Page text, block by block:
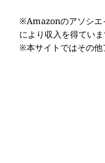
※Amazonのアソシエ
により収入を得てい
※本サイトではその他